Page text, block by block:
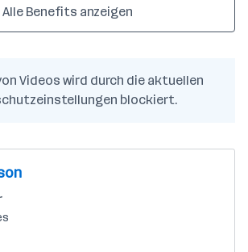
Alle Benefits anzeigen
Videos wird durch die aktuellen
blockiert.